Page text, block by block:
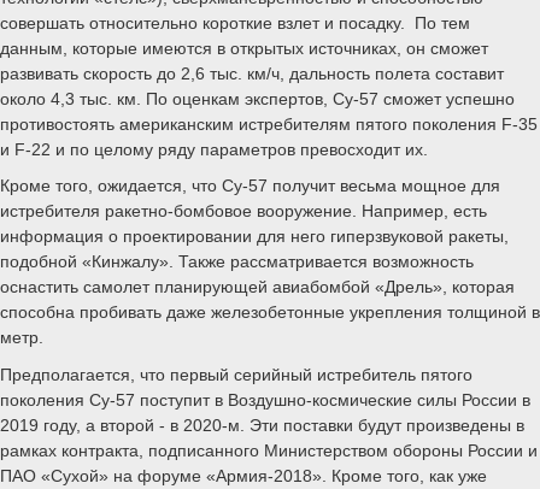
способных разработать, интегрировать, сконструировать,
опробовать и произвести доступный комплект технических
решений и снаряжения воздушных целей (радиопередающие
устройства, средства радиоэлектронной борьбы и расходные
материалы, такие как дипольные и тепловые отражатели),
способных в достаточной степени достоверно имитировать
отработки конкретных тестовых сценариев», — говорится в
запросе ВВС США.
Мишени должны быть дистанционно управляемыми, а также
способными самостоятельно совершать посадку в случае, если
они не были уничтожены. Кроме того, их возможностей должно
хватать для имитации технологических характеристик российского
в состоянии выдавать соответствующие (J-20, Су-57 и т.д.) радио-
и радиоэлектронные сигналы, поддерживая надлежащие ЭПР, ИК-
сигнатуру или и то и другое для заданного тестового сценария».
Стоит отметить, что и оценка Су-57 со стороны российского